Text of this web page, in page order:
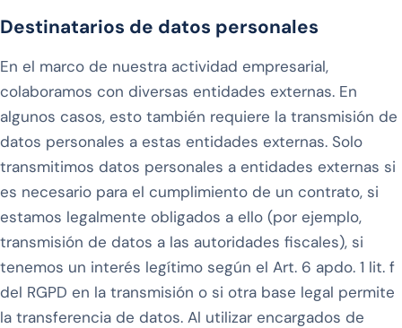
Destinatarios de datos personales
En el marco de nuestra actividad empresarial,
colaboramos con diversas entidades externas. En
algunos casos, esto también requiere la transmisión de
datos personales a estas entidades externas. Solo
transmitimos datos personales a entidades externas si
es necesario para el cumplimiento de un contrato, si
estamos legalmente obligados a ello (por ejemplo,
transmisión de datos a las autoridades fiscales), si
tenemos un interés legítimo según el Art. 6 apdo. 1 lit. f
del RGPD en la transmisión o si otra base legal permite
la transferencia de datos. Al utilizar encargados de